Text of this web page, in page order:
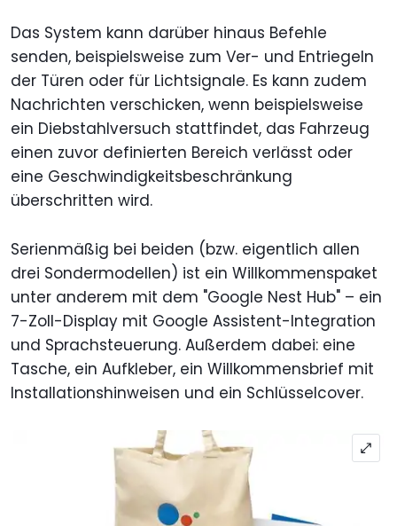
Das System kann darüber hinaus Befehle
senden, beispielsweise zum Ver- und Entriegeln
der Türen oder für Lichtsignale. Es kann zudem
Nachrichten verschicken, wenn beispielsweise
ein Diebstahlversuch stattfindet, das Fahrzeug
einen zuvor definierten Bereich verlässt oder
eine Geschwindigkeitsbeschränkung
überschritten wird.
Serienmäßig bei beiden (bzw. eigentlich allen
drei Sondermodellen) ist ein Willkommenspaket
unter anderem mit dem "Google Nest Hub" – ein
7-Zoll-Display mit Google Assistent-Integration
und Sprachsteuerung. Außerdem dabei: eine
Tasche, ein Aufkleber, ein Willkommensbrief mit
Installationshinweisen und ein Schlüsselcover.